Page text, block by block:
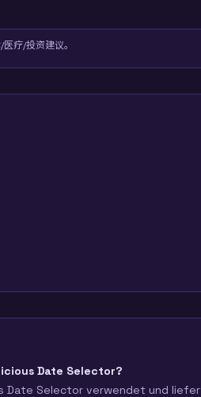
疗/投资建议。
Date Selector?
Date Selector verwendet und